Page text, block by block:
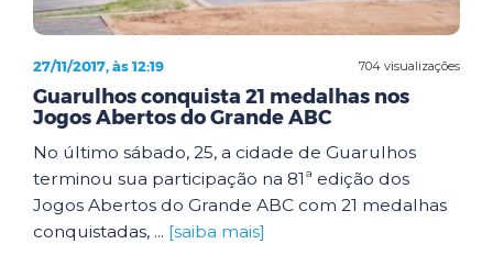
704 visualizações
27/11/2017, às 12:19
Guarulhos conquista 21 medalhas nos
Jogos Abertos do Grande ABC
No último sábado, 25, a cidade de Guarulhos
terminou sua participação na 81ª edição dos
Jogos Abertos do Grande ABC com 21 medalhas
conquistadas, ... [saiba mais]